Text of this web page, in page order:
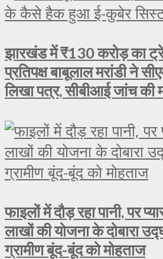
झारखंड में ₹130 करोड़ का
प्रतिपक्ष बाबूलाल मरांडी ने
लिखा पत्र, सीबीआई जांच की
फाइलों में दौड़ रहा पानी, पर
लाखों की योजना के दोबारा
ग्रामीण बूंद-बूंद को मोहताज